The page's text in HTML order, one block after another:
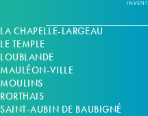
LA CHAPELLE-LARGEAU
LE TEMPLE
LOUBLANDE
MAULÉON-VILLE
MOULINS
RORTHAIS
SAINT-AUBIN DE BAUBIGNÉ